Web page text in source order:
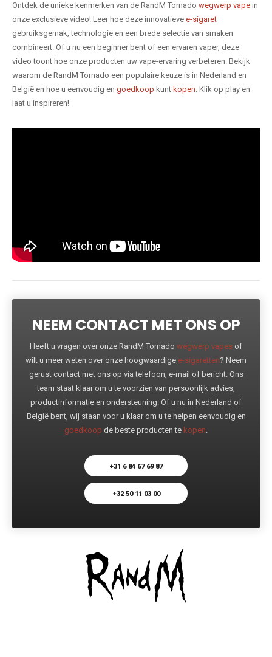
Ontdek de unieke kenmerken van de RandM Tornado wegwerp vape in
onze exclusieve video! Leer hoe deze innovatieve e-sigaret
gebruiksgemak, technologie en een brede selectie van smaken
combineert. Of u nu een beginner bent of een ervaren vaper, deze
video toont hoe onze producten uw vape-ervaring verbeteren. Bekijk
waarom de RandM Tornado een populaire keuze is in Nederland en
België en hoe u eenvoudig en goedkoop kunt kopen. Klik op play en
laat u inspireren!
NEEM CONTACT MET ONS OP
Heeft u vragen over onze RandM Tornado wegwerp vapes of
wilt u meer weten over onze hoogwaardige e-sigaretten? Neem
gerust contact met ons op via telefoon, e-mail of bericht. Ons
team staat klaar om u te voorzien van persoonlijk advies,
productinformatie en ondersteuning. Of u nu in Nederland of
België bent, wij staan voor u klaar om u te helpen eenvoudig en
goedkoop de beste producten te kopen.
+31 6 84 67 69 87
+32 50 11 03 00